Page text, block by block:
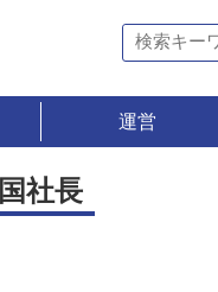
運営
社長